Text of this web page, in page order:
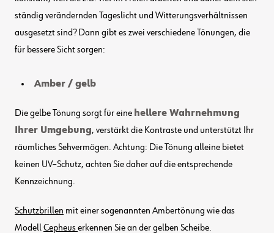
ständig verändernden Tageslicht und Witterungsverhältnissen
ausgesetzt sind? Dann gibt es zwei verschiedene Tönungen, die
für bessere Sicht sorgen:
Amber / gelb
Die gelbe Tönung sorgt für eine hellere Wahrnehmung
Ihrer Umgebung, verstärkt die Kontraste und unterstützt Ihr
räumliches Sehvermögen. Achtung: Die Tönung alleine bietet
keinen UV–Schutz, achten Sie daher auf die entsprechende
Kennzeichnung.
Schutzbrillen mit einer sogenannten Ambertönung wie das
ModellCepheuserkennen Sie an der gelben Scheibe.